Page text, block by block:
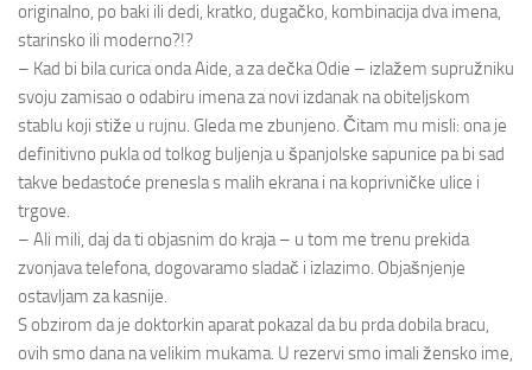
originalno, po baki ili dedi, kratko, dugačko, kombinacija dva imena,
starinsko ili moderno?!?
– Kad bi bila curica onda Aide, a za dečka Odie – izlažem supružniku
svoju zamisao o odabiru imena za novi izdanak na obiteljskom
stablu koji stiže u rujnu. Gleda me zbunjeno. Čitam mu misli: ona je
definitivno pukla od tolkog buljenja u španjolske sapunice pa bi sad
takve bedastoće prenesla s malih ekrana i na koprivničke ulice i
trgove.
– Ali mili, daj da ti objasnim do kraja – u tom me trenu prekida
zvonjava telefona, dogovaramo sladač i izlazimo. Objašnjenje
ostavljam za kasnije.
S obzirom da je doktorkin aparat pokazal da bu prda dobila bracu,
ovih smo dana na velikim mukama. U rezervi smo imali žensko ime,